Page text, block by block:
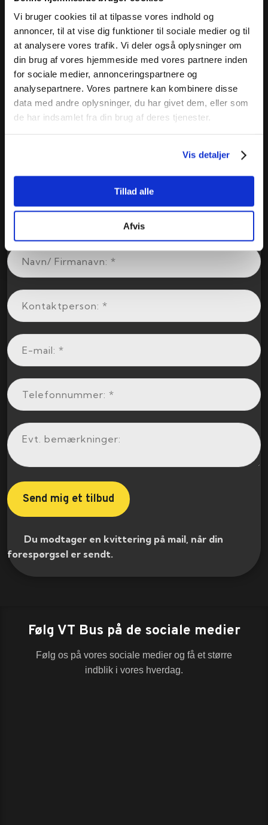
Vi bruger cookies til at tilpasse vores indhold og
annoncer, til at vise dig funktioner til sociale medier og til
at analysere vores trafik. Vi deler også oplysninger om
din brug af vores hjemmeside med vores partnere inden
for sociale medier, annonceringspartnere og
analysepartnere. Vores partnere kan kombinere disse
data med andre oplysninger, du har givet dem, eller som
de har indsamlet fra din brug af deres tjenester.
Vis detaljer
Tillad alle
Afvis
​ Du modtager en kvittering på mail, når din
forespørgsel er sendt.​
Følg VT Bus på de sociale medier
Følg os på vores sociale medier og få et større
indblik i vores hverdag.